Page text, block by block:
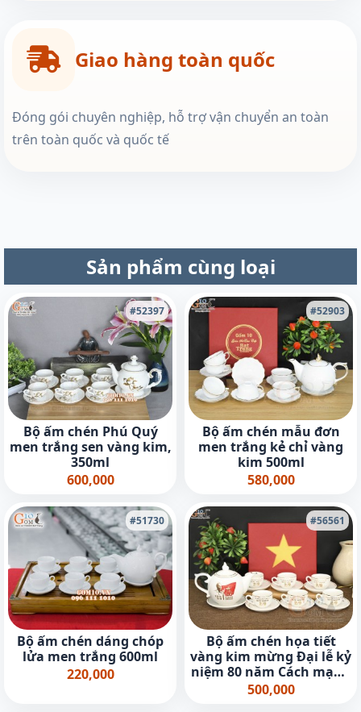
Giao hàng toàn quốc
Đóng gói chuyên nghiệp, hỗ trợ vận chuyển an toàn
trên toàn quốc và quốc tế
Sản phẩm cùng loại
#52397
Bộ ấm chén Phú Quý
men trắng sen vàng kim,
350ml
600,000
#52903
Bộ ấm chén mẫu đơn
men trắng kẻ chỉ vàng
kim 500ml
580,000
#51730
Bộ ấm chén dáng chóp
lửa men trắng 600ml
220,000
#56561
Bộ ấm chén họa tiết
vàng kim mừng Đại lễ kỷ
niệm 80 năm Cách mạng
tháng 8 và Quốc khánh
2/9
500,000